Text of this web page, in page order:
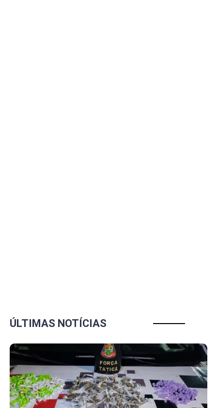
ÚLTIMAS NOTÍCIAS